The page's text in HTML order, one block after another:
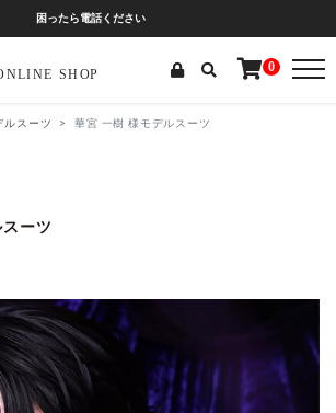
困ったら電話ください
0
ルスーツ 華宮 一樹 様モデルスーツ
ーツ